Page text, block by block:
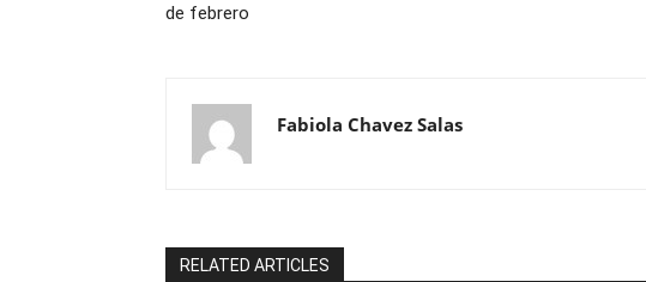
de febrero
Fabiola Chavez Salas
RELATED ARTICLES